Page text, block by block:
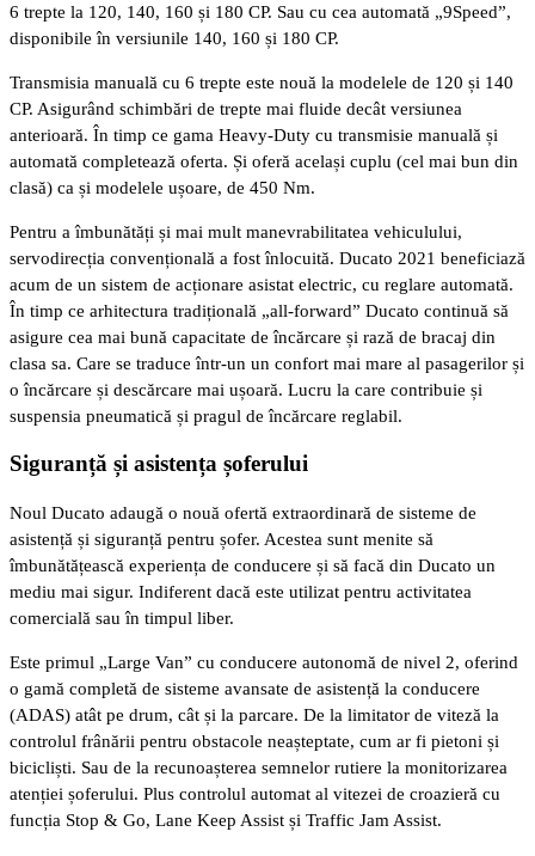
6 trepte la 120, 140, 160 și 180 CP. Sau cu cea automată „9Speed”,
disponibile în versiunile 140, 160 și 180 CP.
Transmisia manuală cu 6 trepte este nouă la modelele de 120 și 140
CP. Asigurând schimbări de trepte mai fluide decât versiunea
anterioară. În timp ce gama Heavy-Duty cu transmisie manuală și
automată completează oferta. Și oferă același cuplu (cel mai bun din
clasă) ca și modelele ușoare, de 450 Nm.
Pentru a îmbunătăți și mai mult manevrabilitatea vehiculului,
servodirecția convențională a fost înlocuită. Ducato 2021 beneficiază
acum de un sistem de acționare asistat electric, cu reglare automată.
În timp ce arhitectura tradițională „all-forward” Ducato continuă să
asigure cea mai bună capacitate de încărcare și rază de bracaj din
clasa sa. Care se traduce într-un un confort mai mare al pasagerilor și
o încărcare și descărcare mai ușoară. Lucru la care contribuie și
suspensia pneumatică și pragul de încărcare reglabil.
Siguranță și asistența șoferului
Noul Ducato adaugă o nouă ofertă extraordinară de sisteme de
asistență și siguranță pentru șofer. Acestea sunt menite să
îmbunătățească experiența de conducere și să facă din Ducato un
mediu mai sigur. Indiferent dacă este utilizat pentru activitatea
comercială sau în timpul liber.
Este primul „Large Van” cu conducere autonomă de nivel 2, oferind
o gamă completă de sisteme avansate de asistență la conducere
(ADAS) atât pe drum, cât și la parcare. De la limitator de viteză la
controlul frânării pentru obstacole neașteptate, cum ar fi pietoni și
bicicliști. Sau de la recunoașterea semnelor rutiere la monitorizarea
atenției șoferului. Plus controlul automat al vitezei de croazieră cu
funcția Stop & Go, Lane Keep Assist și Traffic Jam Assist.